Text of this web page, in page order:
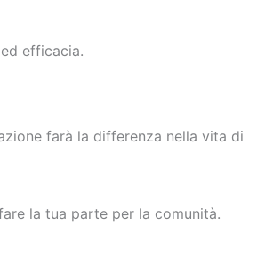
efficacia.
farà la differenza nella vita di
la tua parte per la comunità.